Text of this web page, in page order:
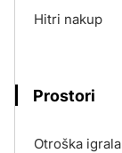
Hitri nakup
Prostori
Otroška igrala